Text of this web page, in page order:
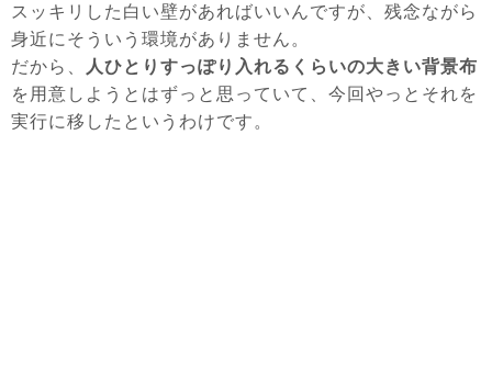
スッキリした白い壁があればいいんですが、残念ながら
身近にそういう環境がありません。
だから、
人ひとりすっぽり入れるくらいの大きい背景布
を用意しようとはずっと思っていて、今回やっとそれを
実行に移したというわけです。